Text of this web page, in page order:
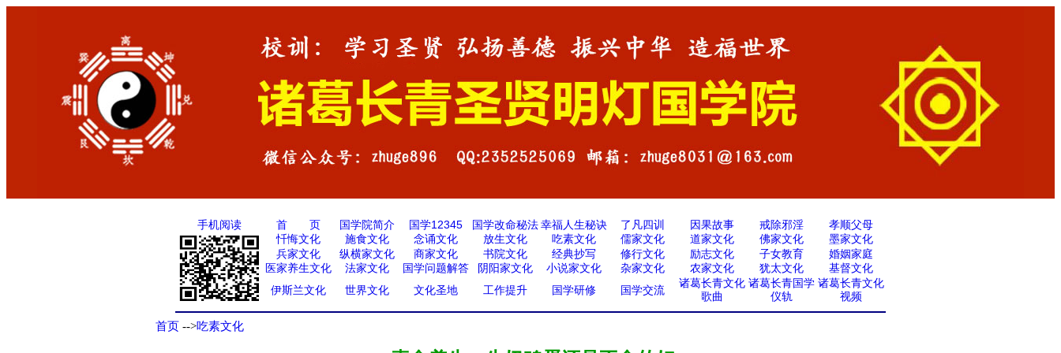
手机阅读 首 页 国学院简介 国学12345 国学改命秘法 幸福人生秘诀 了凡四训 因果故事 戒除邪淫
孝顺父母
忏悔文化
施食文化 念诵文化 放生文化 吃素文化 儒家文化 道家文化 佛家文化
墨家文化
兵家文化
纵横家文化 商家文化 书院文化 经典抄写 修行文化 励志文化 子女教育
婚姻家庭
医家养生文化
法家文化 国学问题解答 阴阳家文化 小说家文化 杂家文化 农家文化 犹太文化
基督文化
伊斯兰文化
世界文化 文化圣地 工作提升 国学研修 国学交流
诸葛长青文化
歌曲
诸葛长青国学
仪轨
诸葛长青文化
视频
首页 -->吃素文化